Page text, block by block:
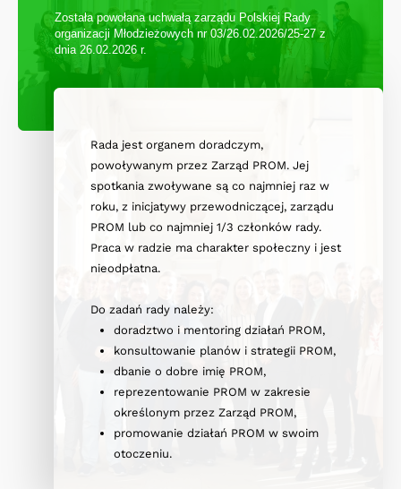
Została powołana uchwałą zarządu Polskiej Rady
organizacji Młodzieżowych nr 03/26.02.2026/25-27 z
dnia 26.02.2026 r.
Rada jest organem doradczym,
powoływanym przez Zarząd PROM. Jej
spotkania zwoływane są co najmniej raz w
roku, z inicjatywy przewodniczącej, zarządu
PROM lub co najmniej 1/3 członków rady.
Praca w radzie ma charakter społeczny i jest
nieodpłatna.
Do zadań rady należy:
doradztwo i mentoring działań PROM,
konsultowanie planów i strategii PROM,
dbanie o dobre imię PROM,
reprezentowanie PROM w zakresie
określonym przez Zarząd PROM,
promowanie działań PROM w swoim
otoczeniu.